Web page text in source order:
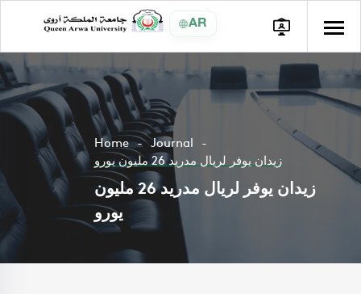
AR
Home
Journal
زيدان يوفر لريال مدريد 26 مليون يورو
زيدان يوفر لريال مدريد 26 مليون
يورو